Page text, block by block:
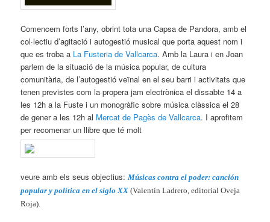
Comencem forts l’any, obrint tota una Capsa de Pandora, amb el
col·lectiu d’agitació i autogestió musical que porta aquest nom i
que es troba a La Fusteria de Vallcarca. Amb la Laura i en Joan
parlem de la situació de la música popular, de cultura
comunitària, de l’autogestió veïnal en el seu barri i activitats que
tenen previstes com la propera jam electrònica el dissabte 14 a
les 12h a la Fuste i un monogràfic sobre música clàssica el 28
de gener a les 12h al Mercat de Pagès de Vallcarca. I aprofitem
per recomenar un llibre que té molt
veure amb els seus objectius: Músicas contra el poder: canción
popular y política en el siglo XX(Valentín Ladrero, editorial Oveja
Roja).